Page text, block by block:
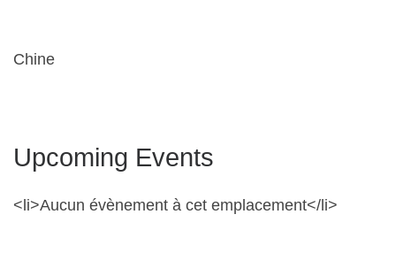
Chine
Upcoming Events
<li>Aucun évènement à cet emplacement</li>